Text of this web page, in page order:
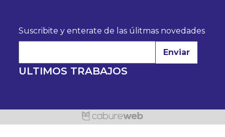
Suscribite y enterate de las úlitmas novedades
Enviar
ULTIMOS TRABAJOS